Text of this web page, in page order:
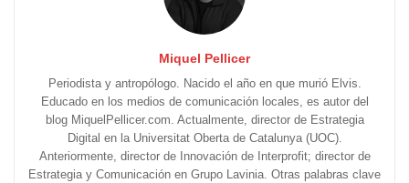
Miquel Pellicer
Periodista y antropólogo. Nacido el año en que murió Elvis.
Educado en los medios de comunicación locales, es autor del
blog MiquelPellicer.com. Actualmente, director de Estrategia
Digital en la Universitat Oberta de Catalunya (UOC).
Anteriormente, director de Innovación de Interprofit; director de
Estrategia y Comunicación en Grupo Lavinia. Otras palabras clave